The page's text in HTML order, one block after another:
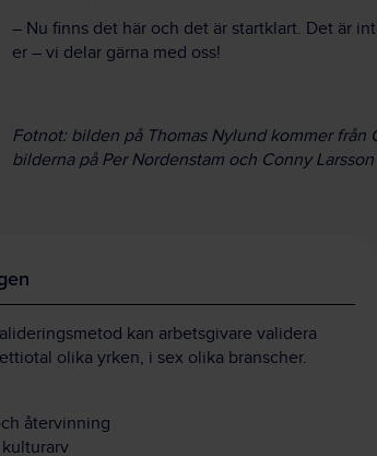
– Nu finns det här och det är startklart. Det är
er – vi delar gärna med oss!
Fotnot: bilden på Thomas Nylund kommer från
bilderna på Per Nordenstam och Conny
kan arbetsgivare validera
olika yrken, i sex olika branscher.
återvinning